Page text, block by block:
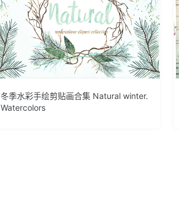
冬季水彩手绘剪贴画合集 Natural winter.
Watercolors